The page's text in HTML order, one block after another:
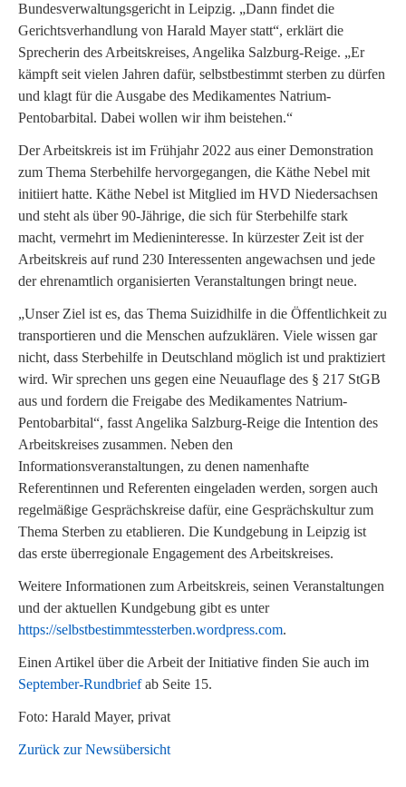
Bundesverwaltungsgericht in Leipzig. „Dann findet die
Gerichtsverhandlung von Harald Mayer statt“, erklärt die
Sprecherin des Arbeitskreises, Angelika Salzburg-Reige. „Er
kämpft seit vielen Jahren dafür, selbstbestimmt sterben zu dürfen
und klagt für die Ausgabe des Medikamentes Natrium-
Pentobarbital. Dabei wollen wir ihm beistehen.“
Der Arbeitskreis ist im Frühjahr 2022 aus einer Demonstration
zum Thema Sterbehilfe hervorgegangen, die Käthe Nebel mit
initiiert hatte. Käthe Nebel ist Mitglied im HVD Niedersachsen
und steht als über 90-Jährige, die sich für Sterbehilfe stark
macht, vermehrt im Medieninteresse. In kürzester Zeit ist der
Arbeitskreis auf rund 230 Interessenten angewachsen und jede
der ehrenamtlich organisierten Veranstaltungen bringt neue.
„Unser Ziel ist es, das Thema Suizidhilfe in die Öffentlichkeit zu
transportieren und die Menschen aufzuklären. Viele wissen gar
nicht, dass Sterbehilfe in Deutschland möglich ist und praktiziert
wird. Wir sprechen uns gegen eine Neuauflage des § 217 StGB
aus und fordern die Freigabe des Medikamentes Natrium-
Pentobarbital“, fasst Angelika Salzburg-Reige die Intention des
Arbeitskreises zusammen. Neben den
Informationsveranstaltungen, zu denen namenhafte
Referentinnen und Referenten eingeladen werden, sorgen auch
regelmäßige Gesprächskreise dafür, eine Gesprächskultur zum
Thema Sterben zu etablieren. Die Kundgebung in Leipzig ist
das erste überregionale Engagement des Arbeitskreises.
Weitere Informationen zum Arbeitskreis, seinen Veranstaltungen
und der aktuellen Kundgebung gibt es unter
https://selbstbestimmtessterben.wordpress.com.
Einen Artikel über die Arbeit der Initiative finden Sie auch im
September-Rundbriefab Seite 15.
Foto: Harald Mayer, privat
Zurück zur Newsübersicht